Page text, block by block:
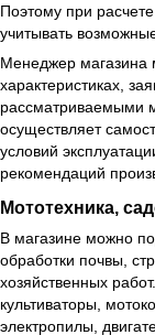
Поэтому при
учитывать
Менеджер магазина
характеристиках,
рассматриваемыми
осуществляет
условий
рекомендаций
Мототехника,
В магазине можно
обработки почвы,
хозяйственных
культиваторы,
электропилы,